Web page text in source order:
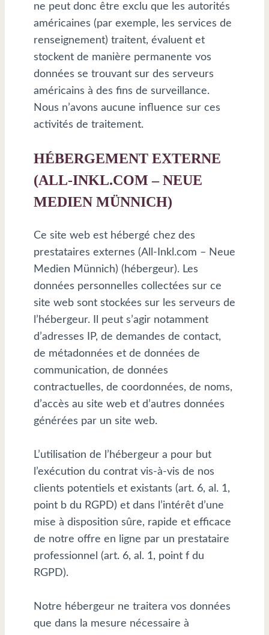
ne peut donc être exclu que les autorités
américaines (par exemple, les services de
renseignement) traitent, évaluent et
stockent de manière permanente vos
données se trouvant sur des serveurs
américains à des fins de surveillance.
Nous n’avons aucune influence sur ces
activités de traitement.
HÉBERGEMENT EXTERNE
(ALL-INKL.COM – NEUE
MEDIEN MÜNNICH)
Ce site web est hébergé chez des
prestataires externes (All-Inkl.com – Neue
Medien Münnich) (hébergeur). Les
données personnelles collectées sur ce
site web sont stockées sur les serveurs de
l’hébergeur. Il peut s’agir notamment
d’adresses IP, de demandes de contact,
de métadonnées et de données de
communication, de données
contractuelles, de coordonnées, de noms,
d’accès au site web et d’autres données
générées par un site web.
L’utilisation de l’hébergeur a pour but
l’exécution du contrat vis-à-vis de nos
clients potentiels et existants (art. 6, al. 1,
point b du RGPD) et dans l’intérêt d’une
mise à disposition sûre, rapide et efficace
de notre offre en ligne par un prestataire
professionnel (art. 6, al. 1, point f du
RGPD).
Notre hébergeur ne traitera vos données
que dans la mesure nécessaire à